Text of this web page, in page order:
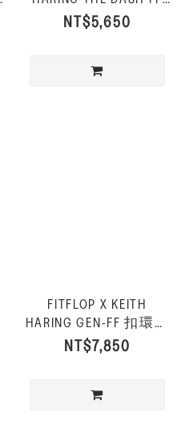
運動風休閒鞋-都會白
NT$5,650
FITFLOP X KEITH
HARING GEN-FF 扣環雙
帶涼鞋-黑色
NT$7,850